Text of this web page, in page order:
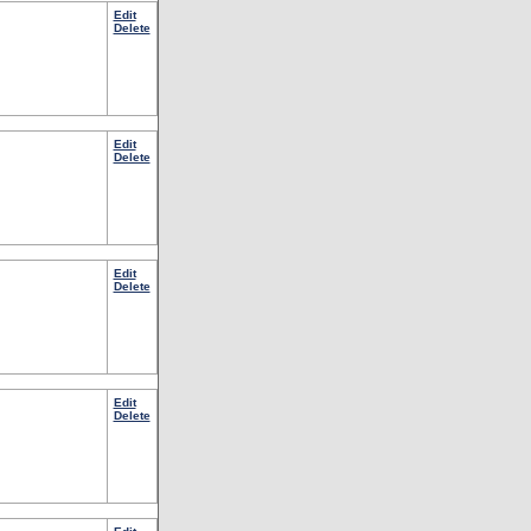
Edit
Delete
Edit
Delete
Edit
Delete
Edit
Delete